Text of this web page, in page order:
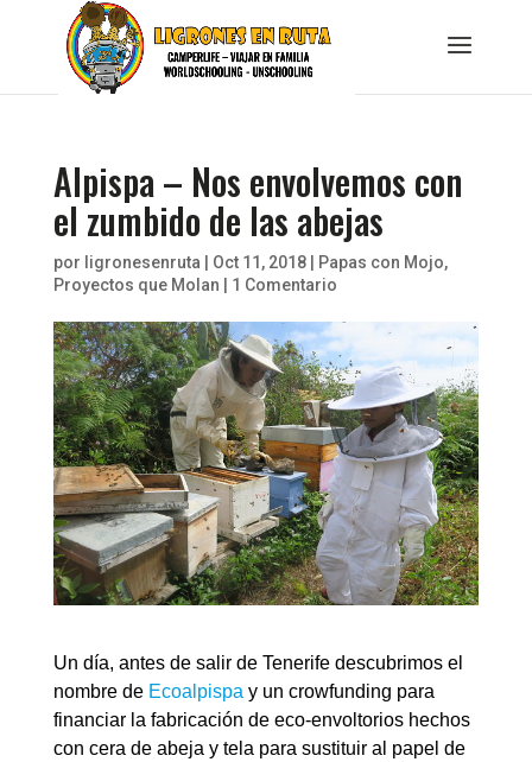
Alpispa – Nos envolvemos con
el zumbido de las abejas
por ligronesenruta Oct 11, 2018| Papas con Mojo,
Proyectos que Molan
1 Comentario
Un día, antes de salir de Tenerife descubrimos el
nombre de Ecoalpispa y un crowfunding para
financiar la fabricación de eco-envoltorios hechos
con cera de abeja y tela para sustituir al papel de